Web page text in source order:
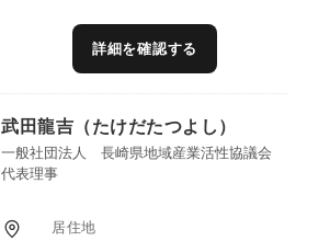
の連携戦略を明確化。事業者に寄り添う伴走
型支援で、収益構造の改善と持続可能な経営
詳細を確認する
武田龍吉（たけだたつよし）
一般社団法人 長崎県地域産業活性協議会
代表理事
居住地